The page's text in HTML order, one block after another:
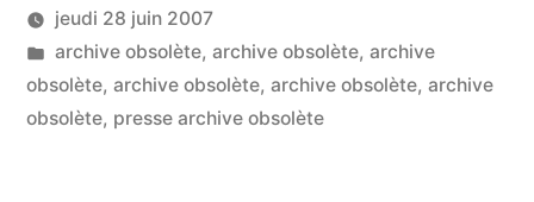
médias,
thème
Publié
par
LucL
jeudi 28 juin 2007
Publié
dans
archive obsolète, archive obsolète, archive
obsolète, archive obsolète, archive obsolète, archive
obsolète, presse archive obsolète